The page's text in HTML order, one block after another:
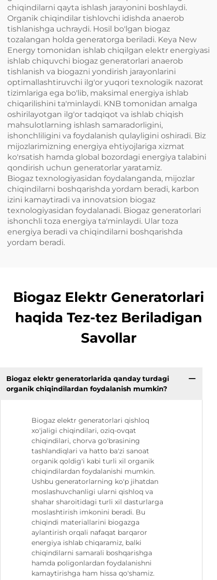
chiqindilarni qayta ishlash jarayonini boshlaydi.
Organik chiqindilar tishlovchi idishda anaerob
tishlanishga uchraydi. Hosil bo'lgan biogaz
tozalangan holda generatorga beriladi. Keya New
Energy tomonidan ishlab chiqilgan elektr energiyasi
ishlab chiquvchi biogaz generatorlari anaerob
tishlanish va biogazni yondirish jarayonlarini
optimallashtiruvchi ilg'or yuqori texnologik nazorat
tizimlariga ega bo'lib, maksimal energiya ishlab
chiqarilishini ta'minlaydi. KNB tomonidan amalga
oshirilayotgan ilg'or tadqiqot va ishlab chiqish
mahsulotlarning ishlash samaradorligini,
ishonchliligini va foydalanish qulayligini oshiradi. Biz
mijozlarimizning energiya ehtiyojlariga xizmat
ko'rsatish hamda global bozordagi energiya talabini
qondirish uchun generatorlar yaratamiz.
Biogaz texnologiyasidan foydalanganda, mijozlar
chiqindilarni boshqarishda yordam beradi, karbon
izini kamaytiradi va innovatsion biogaz
texnologiyasidan foydalanadi. Biogaz generatorlari
ishonchli toza energiya ta'minlaydi. Ular toza
energiya beradi va chiqindilarni boshqarishda
yordam beradi.
Biogaz Elektr Generatorlari
haqida Tez-tez Beriladigan
Savollar
Biogaz elektr generatorlarida qanday turdagi
organik chiqindilardan foydalanish mumkin?
Biogaz elektr generatorlari qishloq
xo'jaligi chiqindilari, oziq-ovqat
chiqindilari, chorva go'brasining
tashlandiqlari va hatto ba'zi sanoat
organik qoldig'i kabi turli xil organik
chiqindilardan foydalanishi mumkin.
Ushbu generatorlarning ko'p jihatdan
moslashuvchanligi ularni qishloq va
shahar sharoitidagi turli xil dasturlarga
moslashtirish imkonini beradi. Bu
chiqindi materiallarini biogazga
aylantirish orqali nafaqat barqaror
energiya ishlab chiqaramiz, balki
chiqindilarni samarali boshqarishga
hamda poligonlardan foydalanishni
kamaytirishga ham hissa qo'shamiz.